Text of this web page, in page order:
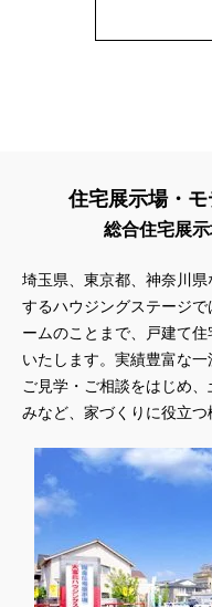
住宅展示場・
総合住宅展
埼玉県、東京都、神奈川
するハウジングステージ
ームのことまで、戸建て
いたします。実績豊富な
ご見学・ご相談をはじめ
みなど、家づくりに役立つ